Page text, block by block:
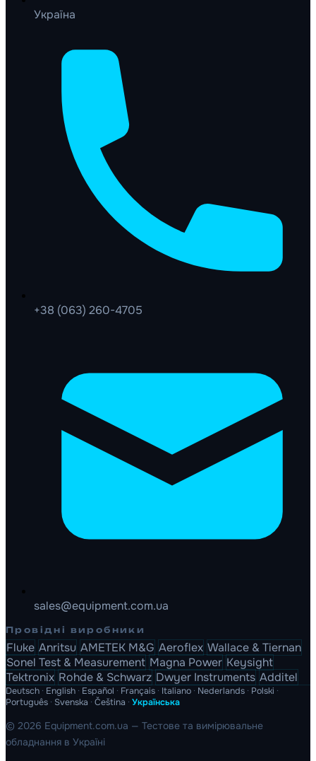
Україна
+38 (063) 260-4705
sales@equipment.com.ua
Провідні виробники
Fluke Anritsu AMETEK M&G Aeroflex Wallace & Tiernan
Sonel Test & Measurement Magna Power Keysight
Tektronix Rohde & Schwarz Dwyer Instruments Additel
Deutsch · English · Español · Français · Italiano · Nederlands · Polski ·
Português · Svenska · Čeština · Українська
© 2026 Equipment.com.ua — Тестове та вимірювальне
обладнання в Україні